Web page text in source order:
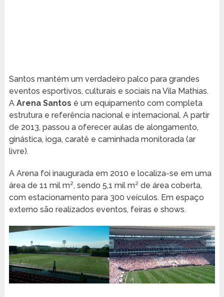
Santos mantém um verdadeiro palco para grandes
eventos esportivos, culturais e sociais na Vila Mathias.
A Arena Santos é um equipamento com completa
estrutura e referência nacional e internacional. A partir
de 2013, passou a oferecer aulas de alongamento,
ginástica, ioga, caratê e caminhada monitorada (ar
livre).
A Arena foi inaugurada em 2010 e localiza-se em uma
área de 11 mil m², sendo 5,1 mil m² de área coberta,
com estacionamento para 300 veículos. Em espaço
externo são realizados eventos, feiras e shows.